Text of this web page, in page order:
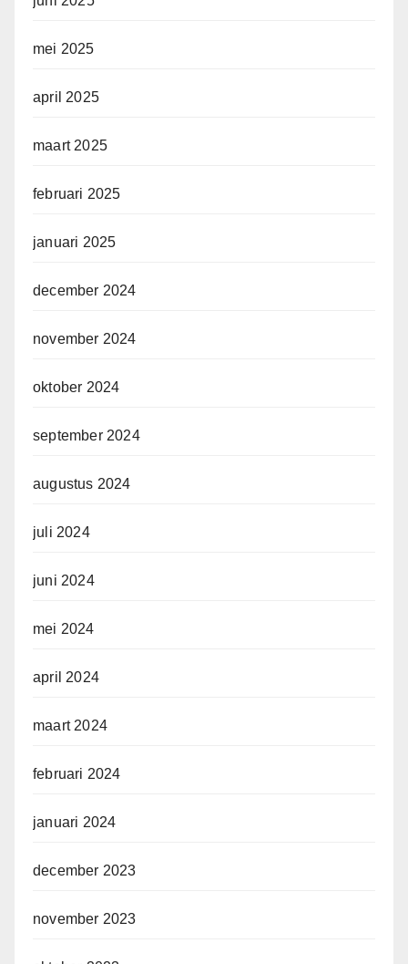
mei 2025
april 2025
maart 2025
februari 2025
januari 2025
december 2024
november 2024
oktober 2024
september 2024
augustus 2024
juli 2024
juni 2024
mei 2024
april 2024
maart 2024
februari 2024
januari 2024
december 2023
november 2023